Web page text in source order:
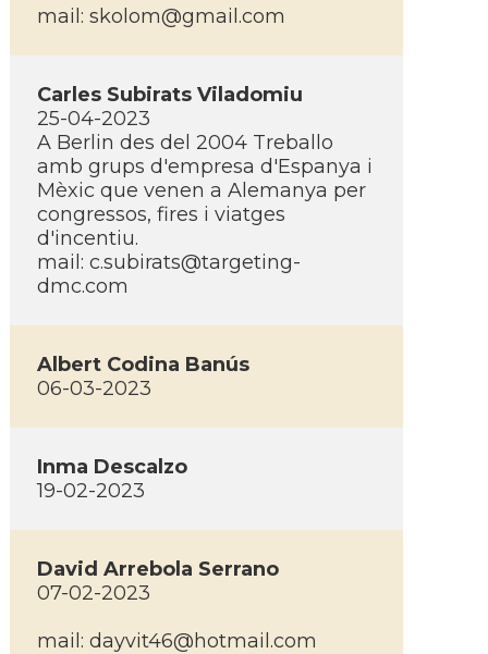
mail: skolom@gmail.com
Carles Subirats Viladomiu
25-04-2023
A Berlin des del 2004 Treballo
amb grups d'empresa d'Espanya i
Mèxic que venen a Alemanya per
congressos, fires i viatges
d'incentiu.
mail: c.subirats@targeting-
dmc.com
Albert Codina Banús
06-03-2023
Inma Descalzo
19-02-2023
David Arrebola Serrano
07-02-2023
mail: dayvit46@hotmail.com